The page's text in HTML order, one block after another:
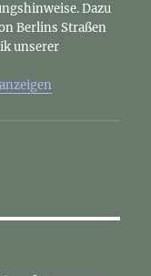
Dazu
Berlins Straßen
unserer